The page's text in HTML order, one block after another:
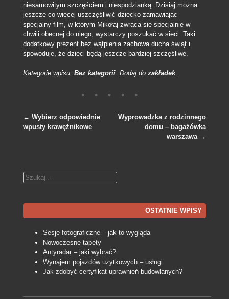
niesamowitym szczęściem i niespodzianką. Dzisiaj można
jeszcze co więcej uszczęśliwić dziecko zamawiając
specjalny film, w którym Mikołaj zwraca się specjalnie w
chwili obecnej do niego, wystarczy poszukać w sieci. Taki
dodatkowy prezent bez wątpienia zachowa ducha świąt i
spowoduje, że dzieci będą jeszcze bardziej szczęśliwe.
Kategorie wpisu: Bez kategorii. Dodaj do zakładek.
← Wybierz odpowiednie
wpusty krawężnikowe
Wyprowadzka z rodzinnego
domu – bagażówka
warszawa →
Szukaj
OSTATNIE WPISY
Sesje fotograficzne – jak to wygląda
Nowoczesne tapety
Antyradar – jaki wybrać?
Wynajem pojazdów użytkowych – usługi
Jak zdobyć certyfikat uprawnień budowlanych?